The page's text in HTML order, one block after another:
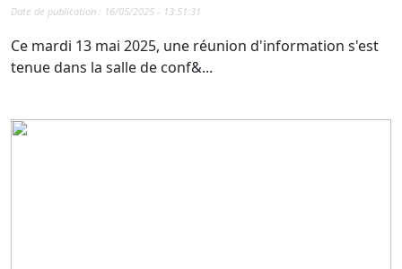
Date de publication : 16/05/2025 - 13:51:31
Ce mardi 13 mai 2025, une réunion d'information s'est
tenue dans la salle de conf&...